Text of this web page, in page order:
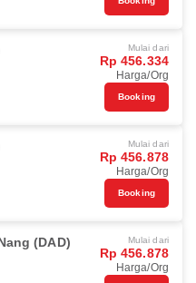
Mulai dari
Rp 456.334
Harga/Org
Booking
Mulai dari
Rp 456.878
Harga/Org
Booking
(DAD) Mulai dari
Rp 456.878
Harga/Org